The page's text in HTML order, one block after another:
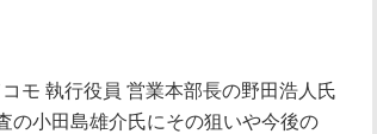
モ 執行役員 営業本部長の野田浩人氏
の小田島雄介氏にその狙いや今後の